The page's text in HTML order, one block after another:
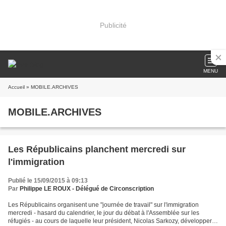
Publicité
MENU
Accueil » MOBILE.ARCHIVES
MOBILE.ARCHIVES
Les Républicains planchent mercredi sur
l'immigration
Publié le 15/09/2015 à 09:13
Par Philippe LE ROUX - Délégué de Circonscription
Les Républicains organisent une "journée de travail" sur l'immigration
mercredi - hasard du calendrier, le jour du débat à l'Assemblée sur les
réfugiés - au cours de laquelle leur président, Nicolas Sarkozy, développera